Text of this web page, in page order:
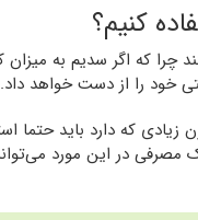
کنیم؟
چرا که اگر سدیم به میزان
خود را از دست خواهد داد.
زیادی که دارد باید حتما
در این مورد